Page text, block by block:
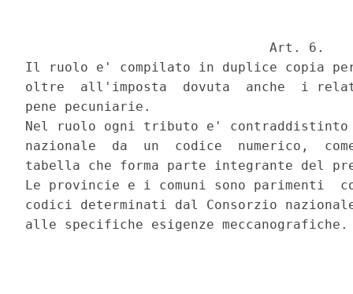
                               Art. 6.
Il ruolo e' compilato in duplice copia per
oltre  all'imposta  dovuta  anche  i
pene pecuniarie.
Nel ruolo ogni tributo e'
nazionale  da  un  codice  numerico,
tabella che forma parte integrante del
Le provincie e i comuni sono parimenti
codici determinati dal Consorzio